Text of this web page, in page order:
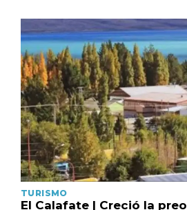
TURISMO
El Calafate | Creció la